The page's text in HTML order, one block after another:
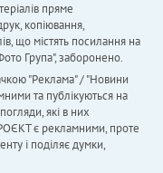
пряме
копіювання,
що містять посилання на
Група", заборонено.
"Реклама" / "Новини
та публікуються на
які в них
є рекламними, проте
і поділяє думки,